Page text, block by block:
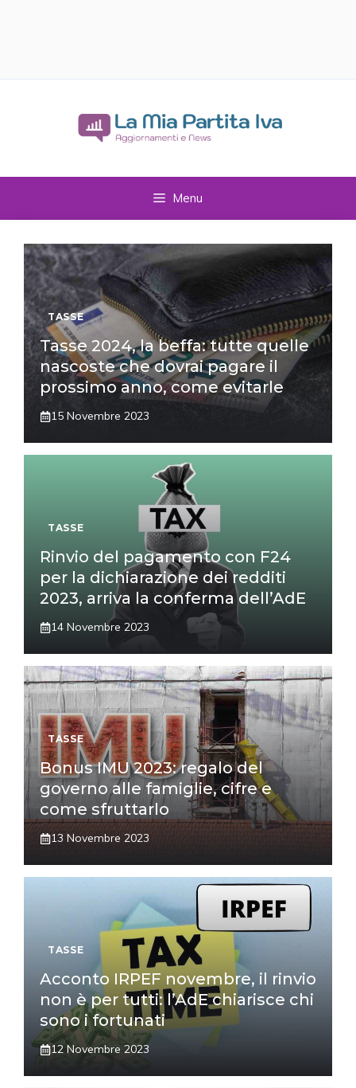
Menu
TASSE
Tasse 2024, la beffa: tutte quelle
nascoste che dovrai pagare il
prossimo anno, come evitarle
15 Novembre 2023
TASSE
Rinvio del pagamento con F24
per la dichiarazione dei redditi
2023, arriva la conferma dell’AdE
14 Novembre 2023
TASSE
Bonus IMU 2023: regalo del
governo alle famiglie, cifre e
come sfruttarlo
13 Novembre 2023
TASSE
Acconto IRPEF novembre, il rinvio
non è per tutti: l’AdE chiarisce chi
sono i fortunati
12 Novembre 2023